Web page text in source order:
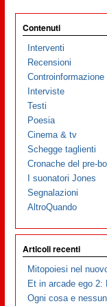
Contenuti
Interventi
Recensioni
Controinformazione
Interviste
Testi
Poesia
Cinema & tv
Schegge taglienti
Cronache del pre-
I suonatori Jones
Segnalazioni
AltroQuando
Articoli recenti
Mitopoiesi nel
Et in arcade ego 2:
Ogni cosa e